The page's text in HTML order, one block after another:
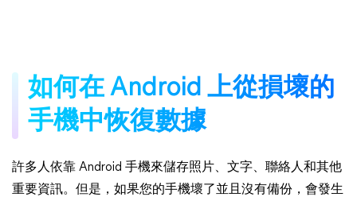
如何在 Android 上從損壞的
手機中恢復數據
許多人依靠 Android 手機來儲存照片、文字、聯絡人和其他
重要資訊。但是，如果您的手機壞了並且沒有備份，會發生